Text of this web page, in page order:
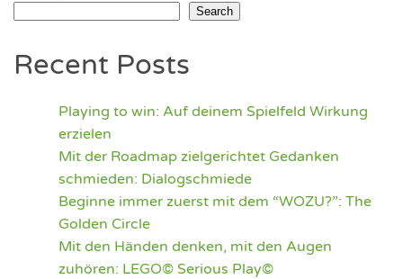
Search
Recent Posts
Playing to win: Auf deinem Spielfeld Wirkung
erzielen
Mit der Roadmap zielgerichtet Gedanken
schmieden: Dialogschmiede
Beginne immer zuerst mit dem “WOZU?”: The
Golden Circle
Mit den Händen denken, mit den Augen
zuhören: LEGO© Serious Play©